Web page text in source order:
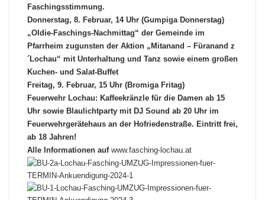
Faschingsstimmung.
Donnerstag, 8. Februar, 14 Uhr (Gumpiga Donnerstag)
„Oldie-Faschings-Nachmittag“ der Gemeinde im
Pfarrheim zugunsten der Aktion „Mitanand – Füranand z
´Lochau“ mit Unterhaltung und Tanz sowie einem großen
Kuchen- und Salat-Buffet
Freitag, 9. Februar, 15 Uhr (Bromiga Fritag)
Feuerwehr Lochau: Kaffeekränzle für die Damen ab 15
Uhr sowie Blaulichtparty mit DJ Sound ab 20 Uhr im
Feuerwehrgerätehaus an der Hofriedenstraße. Eintritt frei,
ab 18 Jahren!
Alle Informationen auf www.fasching-lochau.at